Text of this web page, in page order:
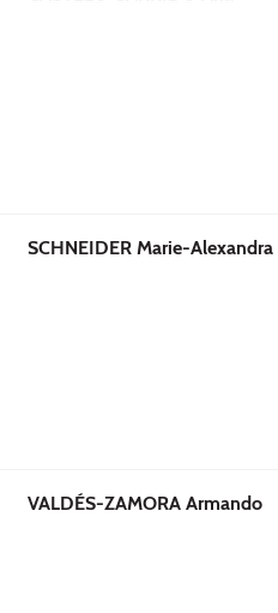
SCHNEIDER Marie-Alexandra
VALDÉS-ZAMORA Armando